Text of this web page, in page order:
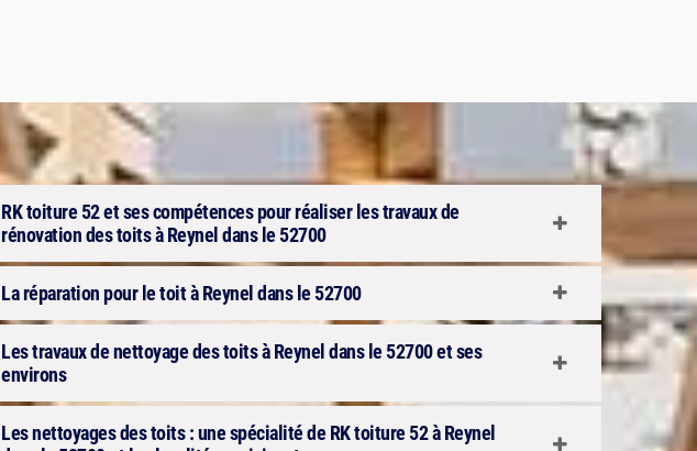
RK toiture 52 et ses compétences pour réaliser les travaux de
rénovation des toits à Reynel dans le 52700
La réparation pour le toit à Reynel dans le 52700
Les travaux de nettoyage des toits à Reynel dans le 52700 et ses
environs
Les nettoyages des toits : une spécialité de RK toiture 52 à Reynel